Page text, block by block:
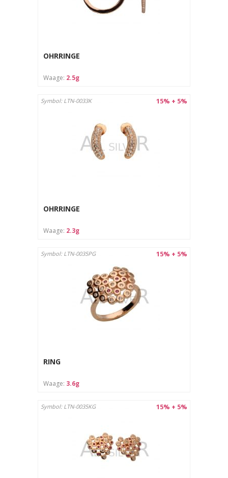
OHRRINGE
Waage: 2.5g
15% + 5%
Symbol: LTN-0033K
OHRRINGE
Waage: 2.3g
15% + 5%
Symbol: LTN-0035PG
RING
Waage: 3.6g
15% + 5%
Symbol: LTN-0035KG